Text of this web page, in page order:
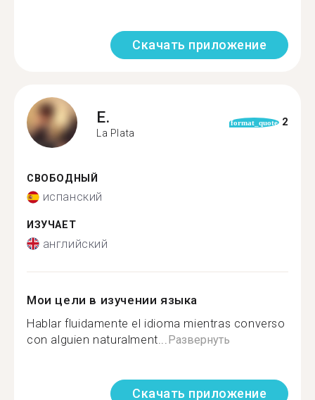
Скачать приложение
E.
La Plata
format_quote 2
СВОБОДНЫЙ
испанский
ИЗУЧАЕТ
английский
Мои цели в изучении языка
Hablar fluidamente el idioma mientras converso
con alguien naturalment... Развернуть
Скачать приложение